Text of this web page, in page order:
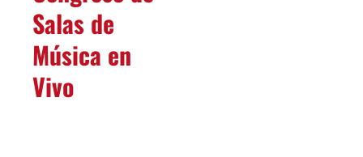
Salas de
Música en
Vivo